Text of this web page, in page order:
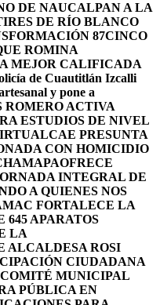
DE NAUCALPAN A LA
DE RÍO BLANCO
87CINCO
ROMINA
MEJOR CALIFICADA
de Cuautitlán Izcalli
y pone a
ROMERO ACTIVA
ESTUDIOS DE NIVEL
CAE PRESUNTA
CON HOMICIDIO
OFRECE
INTEGRAL DE
A QUIENES NOS
FORTALECE LA
645 APARATOS
LA
ALCALDESA ROSI
CIUDADANA
MUNICIPAL
PÚBLICA EN